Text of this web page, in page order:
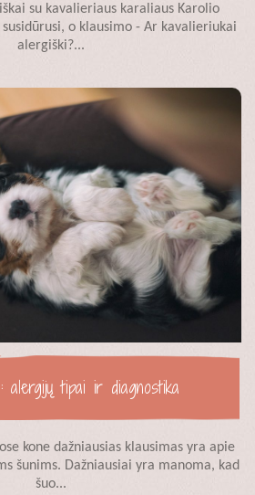
su kavalieriaus karaliaus Karolio
o klausimo - Ar kavalieriukai
alergiški?...
alergijų tipai ir diagnostika
kone dažniausias klausimas yra apie
šunims. Dažniausiai yra manoma, kad
šuo...